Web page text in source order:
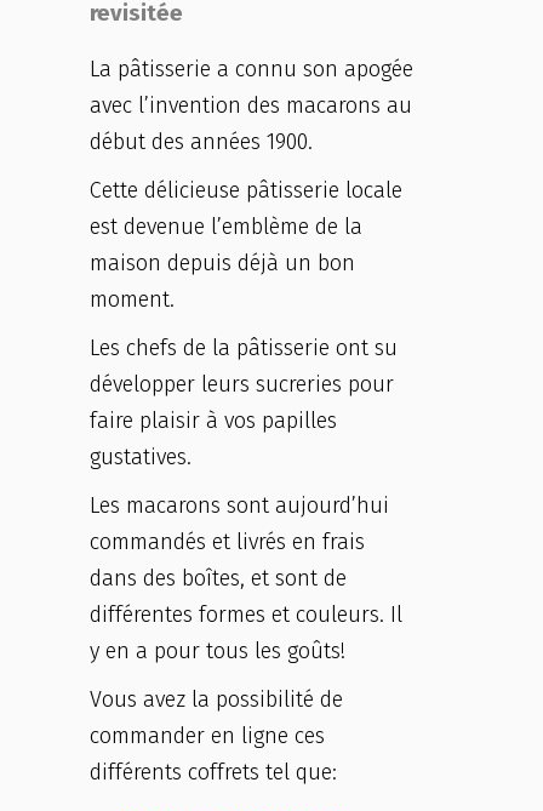
revisitée
La pâtisserie a connu son apogée
avec l’invention des macarons au
début des années 1900.
Cette délicieuse pâtisserie locale
est devenue l’emblème de la
maison depuis déjà un bon
moment.
Les chefs de la pâtisserie ont su
développer leurs sucreries pour
faire plaisir à vos papilles
gustatives.
Les macarons sont aujourd’hui
commandés et livrés en frais
dans des boîtes, et sont de
différentes formes et couleurs. Il
y en a pour tous les goûts!
Vous avez la possibilité de
commander en ligne ces
différents coffrets tel que: